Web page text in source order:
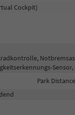
Cockpit)
Park